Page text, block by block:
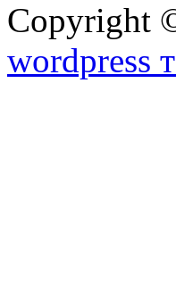
Copyright
wordpress